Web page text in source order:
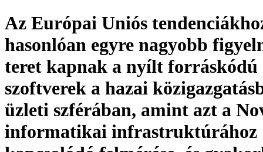
Az Európai Uniós
hasonlóan egyre nagyobb
teret kapnak a nyílt forráskódú
szoftverek a hazai
üzleti szférában, amint azt a
informatikai infrastruktúrához